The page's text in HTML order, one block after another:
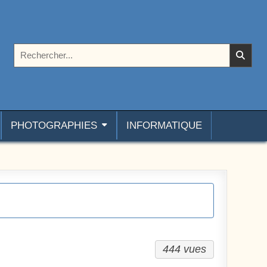
PHOTOGRAPHIES INFORMATIQUE
444 vues